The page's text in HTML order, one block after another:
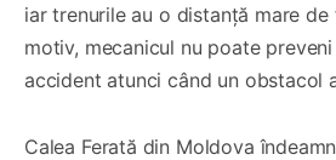
iar trenurile au o distanță mare de
motiv, mecanicul nu poate
accident atunci când un obstacol
Calea Ferată din Moldova